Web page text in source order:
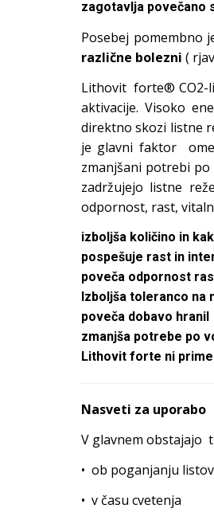
zagotavlja povečano
Posebej pomembno
različne bolezni (
Lithovit forte® CO2-
aktivacije. Visoko
direktno skozi listne
je glavni faktor
zmanjšani potrebi
zadržujejo listne
odpornost, rast,
izboljša količino in
pospešuje rast in
poveča odpornost
Izboljša toleranco na
poveča dobavo
zmanjša potrebe po
Lithovit forte ni
Nasveti za uporabo
V glavnem obstajajo
• ob poganjanju listov
• v času cvetenja